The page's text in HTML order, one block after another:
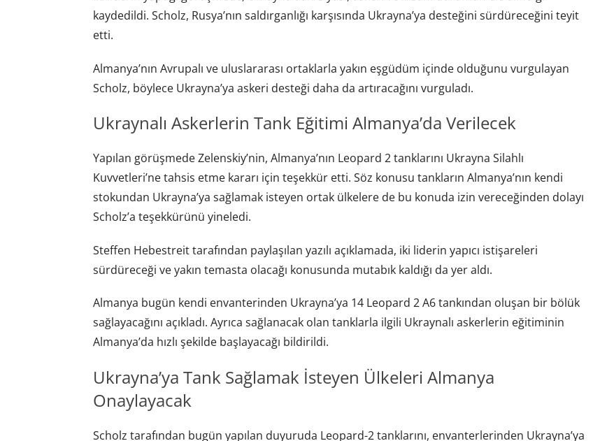
kaydedildi. Scholz, Rusya’nın saldırganlığı karşısında Ukrayna’ya desteğini sürdüreceğini teyit
etti.
Almanya’nın Avrupalı ​​ve uluslararası ortaklarla yakın eşgüdüm içinde olduğunu vurgulayan
Scholz, böylece Ukrayna’ya askeri desteği daha da artıracağını vurguladı.
Ukraynalı Askerlerin Tank Eğitimi Almanya’da Verilecek
Yapılan görüşmede Zelenskiy’nin, Almanya’nın Leopard 2 tanklarını Ukrayna Silahlı
Kuvvetleri’ne tahsis etme kararı için teşekkür etti. Söz konusu tankların Almanya’nın kendi
stokundan Ukrayna’ya sağlamak isteyen ortak ülkelere de bu konuda izin vereceğinden dolayı
Scholz’a teşekkürünü yineledi.
Steffen Hebestreit tarafından paylaşılan yazılı açıklamada, iki liderin yapıcı istişareleri
sürdüreceği ve yakın temasta olacağı konusunda mutabık kaldığı da yer aldı.
Almanya bugün kendi envanterinden Ukrayna’ya 14 Leopard 2 A6 tankından oluşan bir bölük
sağlayacağını açıkladı. Ayrıca sağlanacak olan tanklarla ilgili Ukraynalı askerlerin eğitiminin
Almanya’da hızlı şekilde başlayacağı bildirildi.
Ukrayna’ya Tank Sağlamak İsteyen Ülkeleri Almanya
Onaylayacak
Scholz tarafından bugün yapılan duyuruda Leopard-2 tanklarını, envanterlerinden Ukrayna’ya